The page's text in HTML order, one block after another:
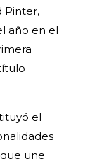
Pinter,
año en el
el
une